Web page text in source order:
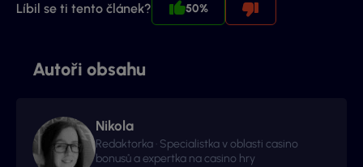
Líbil se ti tento článek? 50%
Autoři obsahu
Nikola
Redaktorka · Specialistka v oblasti casino
bonusů a expertka na casino hry